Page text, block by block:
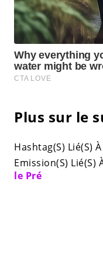
Plus sur le
Hashtag(S) Lié(S)
Emission(S) Lié(S)
le Pré